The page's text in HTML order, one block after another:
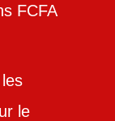
FCFA
le